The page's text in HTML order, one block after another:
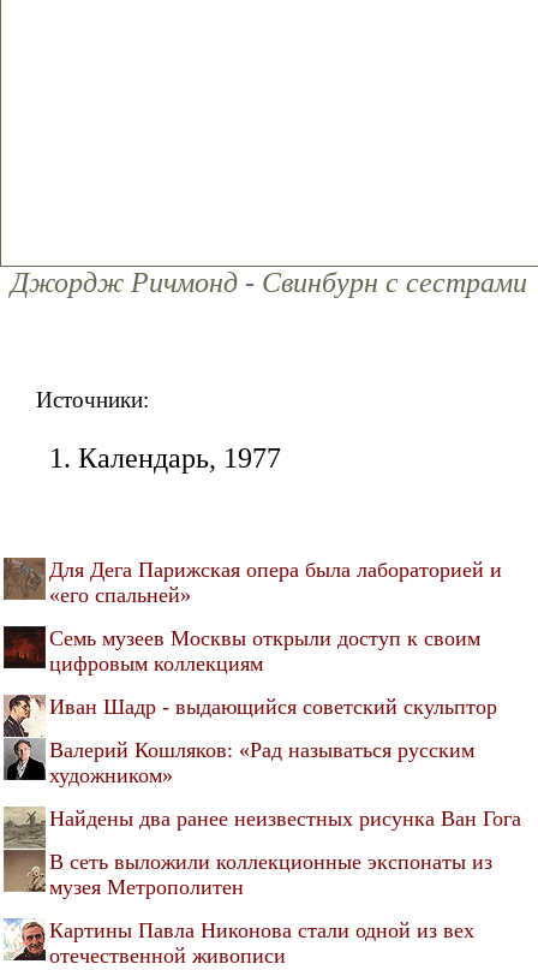
Джордж Ричмонд - Свинбурн с сестрами
Источники:
Календарь, 1977
Для Дега Парижская опера была лабораторией и
«его спальней»
Семь музеев Москвы открыли доступ к своим
цифровым коллекциям
Иван Шадр - выдающийся советский скульптор
Валерий Кошляков: «Рад называться русским
художником»
Найдены два ранее неизвестных рисунка Ван Гога
В сеть выложили коллекционные экспонаты из
музея Метрополитен
Картины Павла Никонова стали одной из вех
отечественной живописи